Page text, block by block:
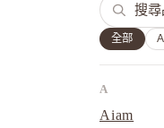
全部
A
Aiam